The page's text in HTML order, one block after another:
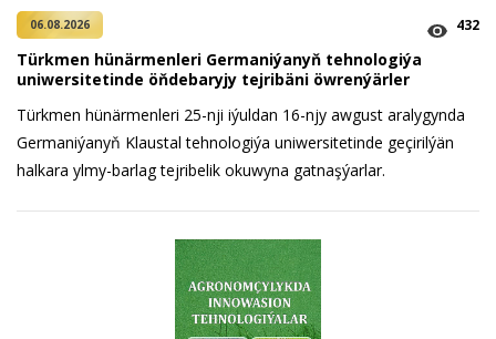
06.08.2026 432
Türkmen hünärmenleri Germaniýanyň tehnologiýa
uniwersitetinde öňdebaryjy tejribäni öwrenýärler
Türkmen hünärmenleri 25-nji iýuldan 16-njy awgust aralygynda
Germaniýanyň Klaustal tehnologiýa uniwersitetinde geçirilýän
halkara ylmy-barlag tejribelik okuwyna gatnaşýarlar.